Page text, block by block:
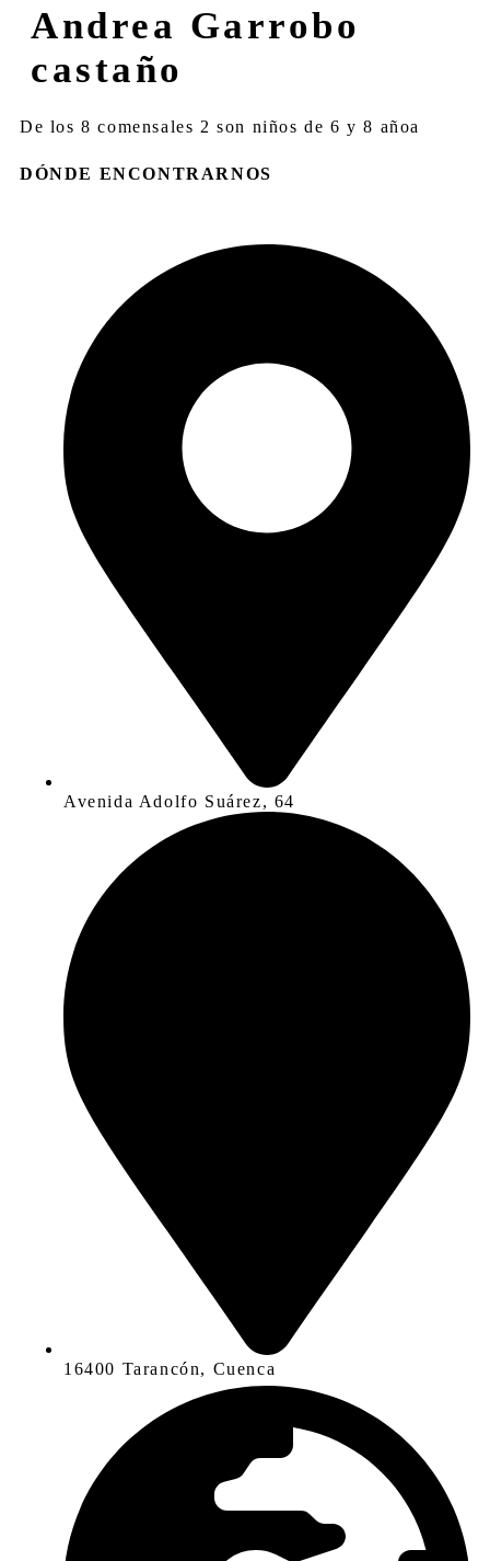
Andrea Garrobo
castaño
De los 8 comensales 2 son niños de 6 y 8 añoa
DÓNDE ENCONTRARNOS
Avenida Adolfo Suárez, 64
16400 Tarancón, Cuenca